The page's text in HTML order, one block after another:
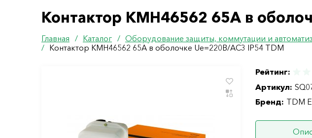
Контактор КМН46562 65А в
Главная / Каталог / Оборудование защиты, коммутации и
/ Контактор КМН46562 65А в оболочке Ue=220В/АC3 IP54 TDM
Рейтинг:
Артикул:
Бренд: TDM